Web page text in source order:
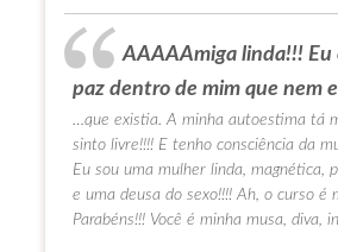
AAAAAmiga linda!!!
paz dentro de mim que nem
…que existia. A minha autoestima tá
sinto livre!!!! E tenho consciência da
Eu sou uma mulher linda, magnética,
e uma deusa do sexo!!!! Ah, o curso é
Parabéns!!! Você é minha musa, diva,